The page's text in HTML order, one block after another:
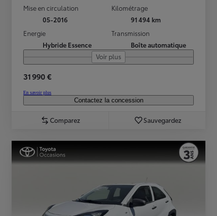
Mise en circulation
05-2016
Kilométrage
91 494 km
Energie
Hybride Essence
Transmission
Boîte automatique
Voir plus
31 990 €
En savoir plus
Contactez la concession
Comparez Sauvegardez